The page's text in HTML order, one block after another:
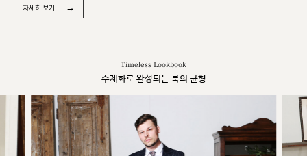
자세히 보기 →
Timeless Lookbook
수제화로 완성되는 룩의 균형